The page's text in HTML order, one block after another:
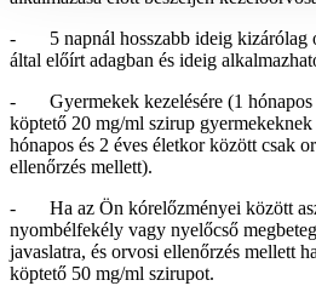
- 5 napnál hosszabb ideig kizárólag
által előírt adagban és ideig
- Gyermekek kezelésére (1 hónapos
köptető 20 mg/ml szirup
hónapos és 2 éves életkor között csak
ellenőrzés mellett).
- Ha az Ön kórelőzményei között
nyombélfekély vagy nyelőcső
javaslatra, és orvosi ellenőrzés mellett
köptető 50 mg/ml szirupot.